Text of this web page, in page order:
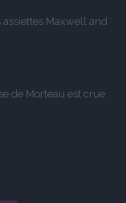
Maxwell and
de Morteau est crue